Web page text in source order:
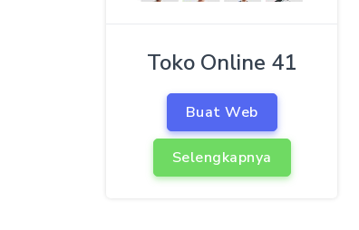
Toko Online 41
Buat Web
Selengkapnya